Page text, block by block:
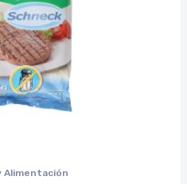
Alimentación